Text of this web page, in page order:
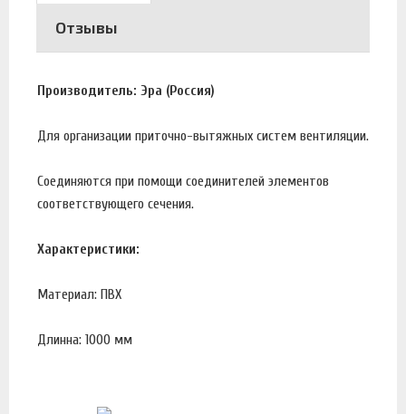
Отзывы
Производитель: Эра (Россия)
Для организации приточно-вытяжных систем вентиляции.
Соединяются при помощи соединителей элементов
соответствующего сечения.
Характеристики:
Материал: ПВХ
Длинна: 1000 мм